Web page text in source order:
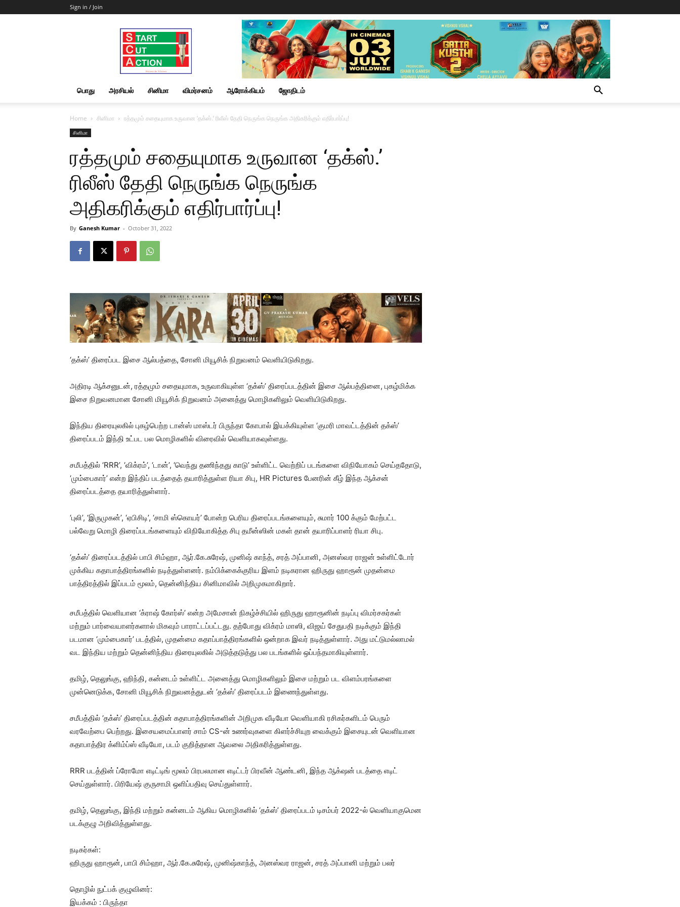
Sign in / Join
Start
Cut
Action
|
News
&
பொது அரசியல் சினிமா விமர்சனம் ஆரோக்கியம் ஜோதிடம்
Home சினிமா ரத்தமும் சதையுமாக உருவான ‘தக்ஸ்.’ ரிலீஸ் தேதி நெருங்க நெருங்க அதிகரிக்கும் எதிர்பார்ப்பு!
சினிமா
ரத்தமும் சதையுமாக உருவான ‘தக்ஸ்.’
ரிலீஸ் தேதி நெருங்க நெருங்க
அதிகரிக்கும் எதிர்பார்ப்பு!
By Ganesh Kumar - October 31, 2022
‘தக்ஸ்’ திரைப்பட இசை ஆல்பத்தை, சோனி மியூசிக் நிறுவனம் வெளியிடுகிறது.
அதிரடி ஆக்சனுடன், ரத்தமும் சதையுமாக, உருவாகியுள்ள ‘தக்ஸ்’ திரைப்படத்தின் இசை ஆல்பத்தினை, புகழ்மிக்க
இசை நிறுவனமான சோனி மியூசிக் நிறுவனம் அனைத்து மொழிகளிலும் வெளியிடுகிறது.
இந்திய திரையுலகில் புகழ்பெற்ற டான்ஸ் மாஸ்டர் பிருந்தா கோபால் இயக்கியுள்ள ‘குமரி மாவட்டத்தின் தக்ஸ்’
திரைப்படம் இந்தி உட்பட பல மொழிகளில் விரைவில் வெளியாகவுள்ளது.
சமீபத்தில் ‘RRR’, ‘விக்ரம்’, ‘டான்’, ‘வெந்து தணிந்தது காடு’ உள்ளிட்ட வெற்றிப் படங்களை விநியோகம் செய்ததோடு,
‘மும்பைகார்’ என்ற இந்திப் படத்தைத் தயாரித்துள்ள ரியா சிபு, HR Pictures பேனரின் கீழ் இந்த ஆக்சன்
திரைப்படத்தை தயாரித்துள்ளார்.
‘புலி’, ‘இருமுகன்’, ‘ஏபிசிடி’, ‘சாமி ஸ்கொயர்’ போன்ற பெரிய திரைப்படங்களையும், சுமார் 100 க்கும் மேற்பட்ட
பல்வேறு மொழி திரைப்படங்களையும் விநியோகித்த சிபு தமீன்ஸின் மகள் தான் தயாரிப்பாளர் ரியா சிபு.
‘தக்ஸ்’ திரைப்படத்தில் பாபி சிம்ஹா, ஆர்.கே.சுரேஷ், முனிஷ் காந்த், சரத் அப்பானி, அனஸ்வர ராஜன் உள்ளிட்டோர்
முக்கிய கதாபாத்திரங்களில் நடித்துள்ளனர். நம்பிக்கைக்குரிய இளம் நடிகரான ஹிருது ஹாரூன் முதன்மை
பாத்திரத்தில் இப்படம் மூலம், தென்னிந்திய சினிமாவில் அறிமுகமாகிறார்.
சமீபத்தில் வெளியான ‘க்ராஷ் கோர்ஸ்’ என்ற அமேசான் நிகழ்ச்சியில் ஹிருது ஹாரூனின் நடிப்பு விமர்சகர்கள்
மற்றும் பார்வையாளர்களால் மிகவும் பாராட்டப்பட்டது. தற்போது விக்ரம் மாஸி, விஜய் சேதுபதி நடிக்கும் இந்தி
படமான ‘மும்பைகார்’ படத்தில், முதன்மை கதாப்பாத்திரங்களில் ஒன்றாக இவர் நடித்துள்ளார். அது மட்டுமல்லாமல்
வட இந்திய மற்றும் தென்னிந்திய திரையுலகில் அடுத்தடுத்து பல படங்களில் ஒப்பந்தமாகியுள்ளார்.
தமிழ், தெலுங்கு, ஹிந்தி, கன்னடம் உள்ளிட்ட அனைத்து மொழிகளிலும் இசை மற்றும் பட விளம்பரங்களை
முன்னெடுக்க, சோனி மியூசிக் நிறுவனத்துடன் ‘தக்ஸ்’ திரைப்படம் இணைந்துள்ளது.
சமீபத்தில் ‘தக்ஸ்’ திரைப்படத்தின் கதாபாத்திரங்களின் அறிமுக வீடியோ வெளியாகி ரசிகர்களிடம் பெரும்
வரவேற்பை பெற்றது. இசையமைப்பாளர் சாம் CS-ன் உணர்வுகளை கிளர்ச்சியுற வைக்கும் இசையுடன் வெளியான
கதாபாத்திர க்ளிம்ப்ஸ் வீடியோ, படம் குறித்தான ஆவலை அதிகரித்துள்ளது.
RRR படத்தின் ப்ரோமோ எடிட்டிங் மூலம் பிரபலமான எடிட்டர் பிரவீன் ஆண்டனி, இந்த ஆக்‌ஷன் படத்தை எடிட்
செய்துள்ளார். பிரியேஷ் குருசாமி ஒளிப்பதிவு செய்துள்ளார்.
தமிழ், தெலுங்கு, இந்தி மற்றும் கன்னடம் ஆகிய மொழிகளில் ‘தக்ஸ்’ திரைப்படம் டிசம்பர் 2022-ல் வெளியாகுமென
படக்குழு அறிவித்துள்ளது.
நடிகர்கள்:
ஹிருது ஹாரூன், பாபி சிம்ஹா, ஆர்.கே.சுரேஷ், முனிஷ்காந்த், அனஸ்வர ராஜன், சரத் அப்பானி மற்றும் பலர்
தொழில் நுட்பக் குழுவினர்:
இயக்கம் : பிருந்தா